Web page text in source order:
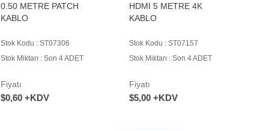
0.50 METRE PATCH
KABLO
Stok Kodu : ST07306
Stok Miktarı : Son 4 ADET
Fiyatı
$0,60 +KDV
HDMI 5 METRE 4K
KABLO
Stok Kodu : ST07157
Stok Miktarı : Son 4 ADET
Fiyatı
$5,00 +KDV